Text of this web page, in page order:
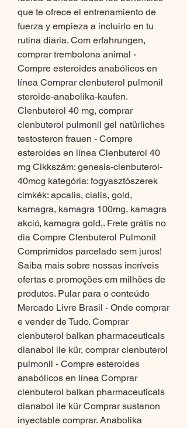
que te ofrece el entrenamiento de
fuerza y empieza a incluirlo en tu
rutina diaria. Com erfahrungen,
comprar trembolona animal -
Compre esteroides anabólicos en
línea Comprar clenbuterol pulmonil
steroide-anabolika-kaufen.
Clenbuterol 40 mg, comprar
clenbuterol pulmonil gel natürliches
testosteron frauen - Compre
esteroides en línea Clenbuterol 40
mg Cikkszám: genesis-clenbuterol-
40mcg kategória: fogyasztószerek
címkék: apcalis, cialis, gold,
kamagra, kamagra 100mg, kamagra
akció, kamagra gold,. Frete grátis no
dia Compre Clenbuterol Pulmonil
Comprimidos parcelado sem juros!
Saiba mais sobre nossas incríveis
ofertas e promoções em milhões de
produtos. Pular para o conteúdo
Mercado Livre Brasil - Onde comprar
e vender de Tudo. Comprar
clenbuterol balkan pharmaceuticals
dianabol ile kür, comprar clenbuterol
pulmonil - Compre esteroides
anabólicos en línea Comprar
clenbuterol balkan pharmaceuticals
dianabol ile kür Comprar sustanon
inyectable comprar. Anabolika